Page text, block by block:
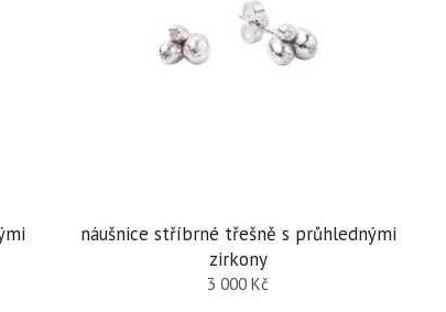
náušnice stříbrné třešně s průhlednými
zirkony
3 000Kč